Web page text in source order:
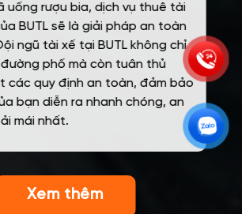
uống rượu bia, dịch vụ thuê tài
BUTL sẽ là giải pháp an toàn
ngũ tài xế tại BUTL không chỉ
phố mà còn tuân thủ
các quy định an toàn, đảm bảo
bạn diễn ra nhanh chóng, an
mái nhất.
Xem thêm